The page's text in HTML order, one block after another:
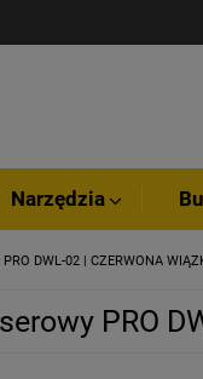
Narzędzia
DWL-02 | CZERWONA
PRO